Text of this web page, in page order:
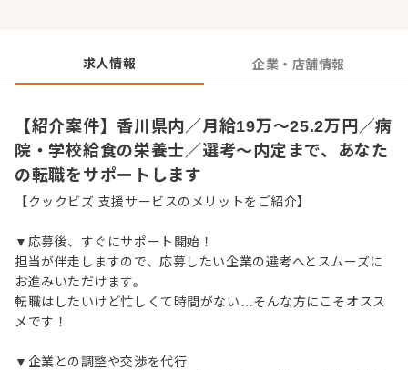
求人情報 企業・店舗情報
【紹介案件】香川県内／月給19万～25.2万円／病
院・学校給食の栄養士／選考～内定まで、あなた
の転職をサポートします
【クックビズ 支援サービスのメリットをご紹介】
▼応募後、すぐにサポート開始！
担当が伴走しますので、応募したい企業の選考へとスムーズに
お進みいただけます。
転職はしたいけど忙しくて時間がない…そんな方にこそオスス
メです！
▼企業との調整や交渉を代行